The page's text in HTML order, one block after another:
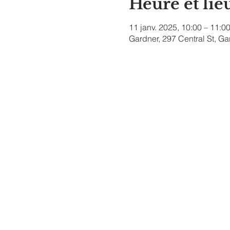
Heure et
11 janv. 2025, 10:00 – 11:00
Gardner, 297 Central St,